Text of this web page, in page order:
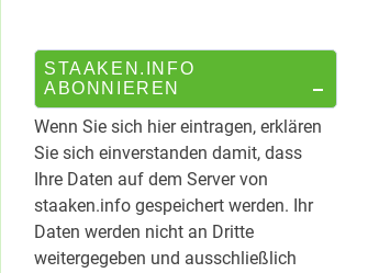
STAAKEN.INFO
ABONNIEREN
Wenn Sie sich hier eintragen, erklären
Sie sich einverstanden damit, dass
Ihre Daten auf dem Server von
staaken.info gespeichert werden. Ihr
Daten werden nicht an Dritte
weitergegeben und ausschließlich